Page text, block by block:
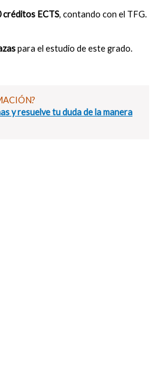
créditos ECTS, contando con el TFG.
para el estudio de este grado.
y resuelve tu duda de la manera